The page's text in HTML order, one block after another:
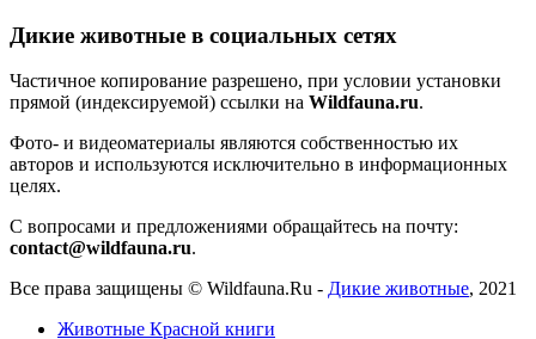
Дикие животные в социальных сетях
Частичное копирование разрешено, при условии установки
прямой (индексируемой) ссылки на Wildfauna.ru.
Фото- и видеоматериалы являются собственностью их
авторов и используются исключительно в информационных
целях.
С вопросами и предложениями обращайтесь на почту:
contact@wildfauna.ru.
Все права защищены © Wildfauna.Ru - Дикие животные, 2021
Животные Красной книги